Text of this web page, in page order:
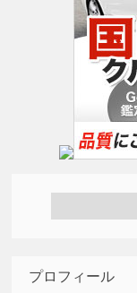
プロフィール